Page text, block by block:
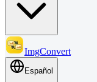
ImgConvert
Español